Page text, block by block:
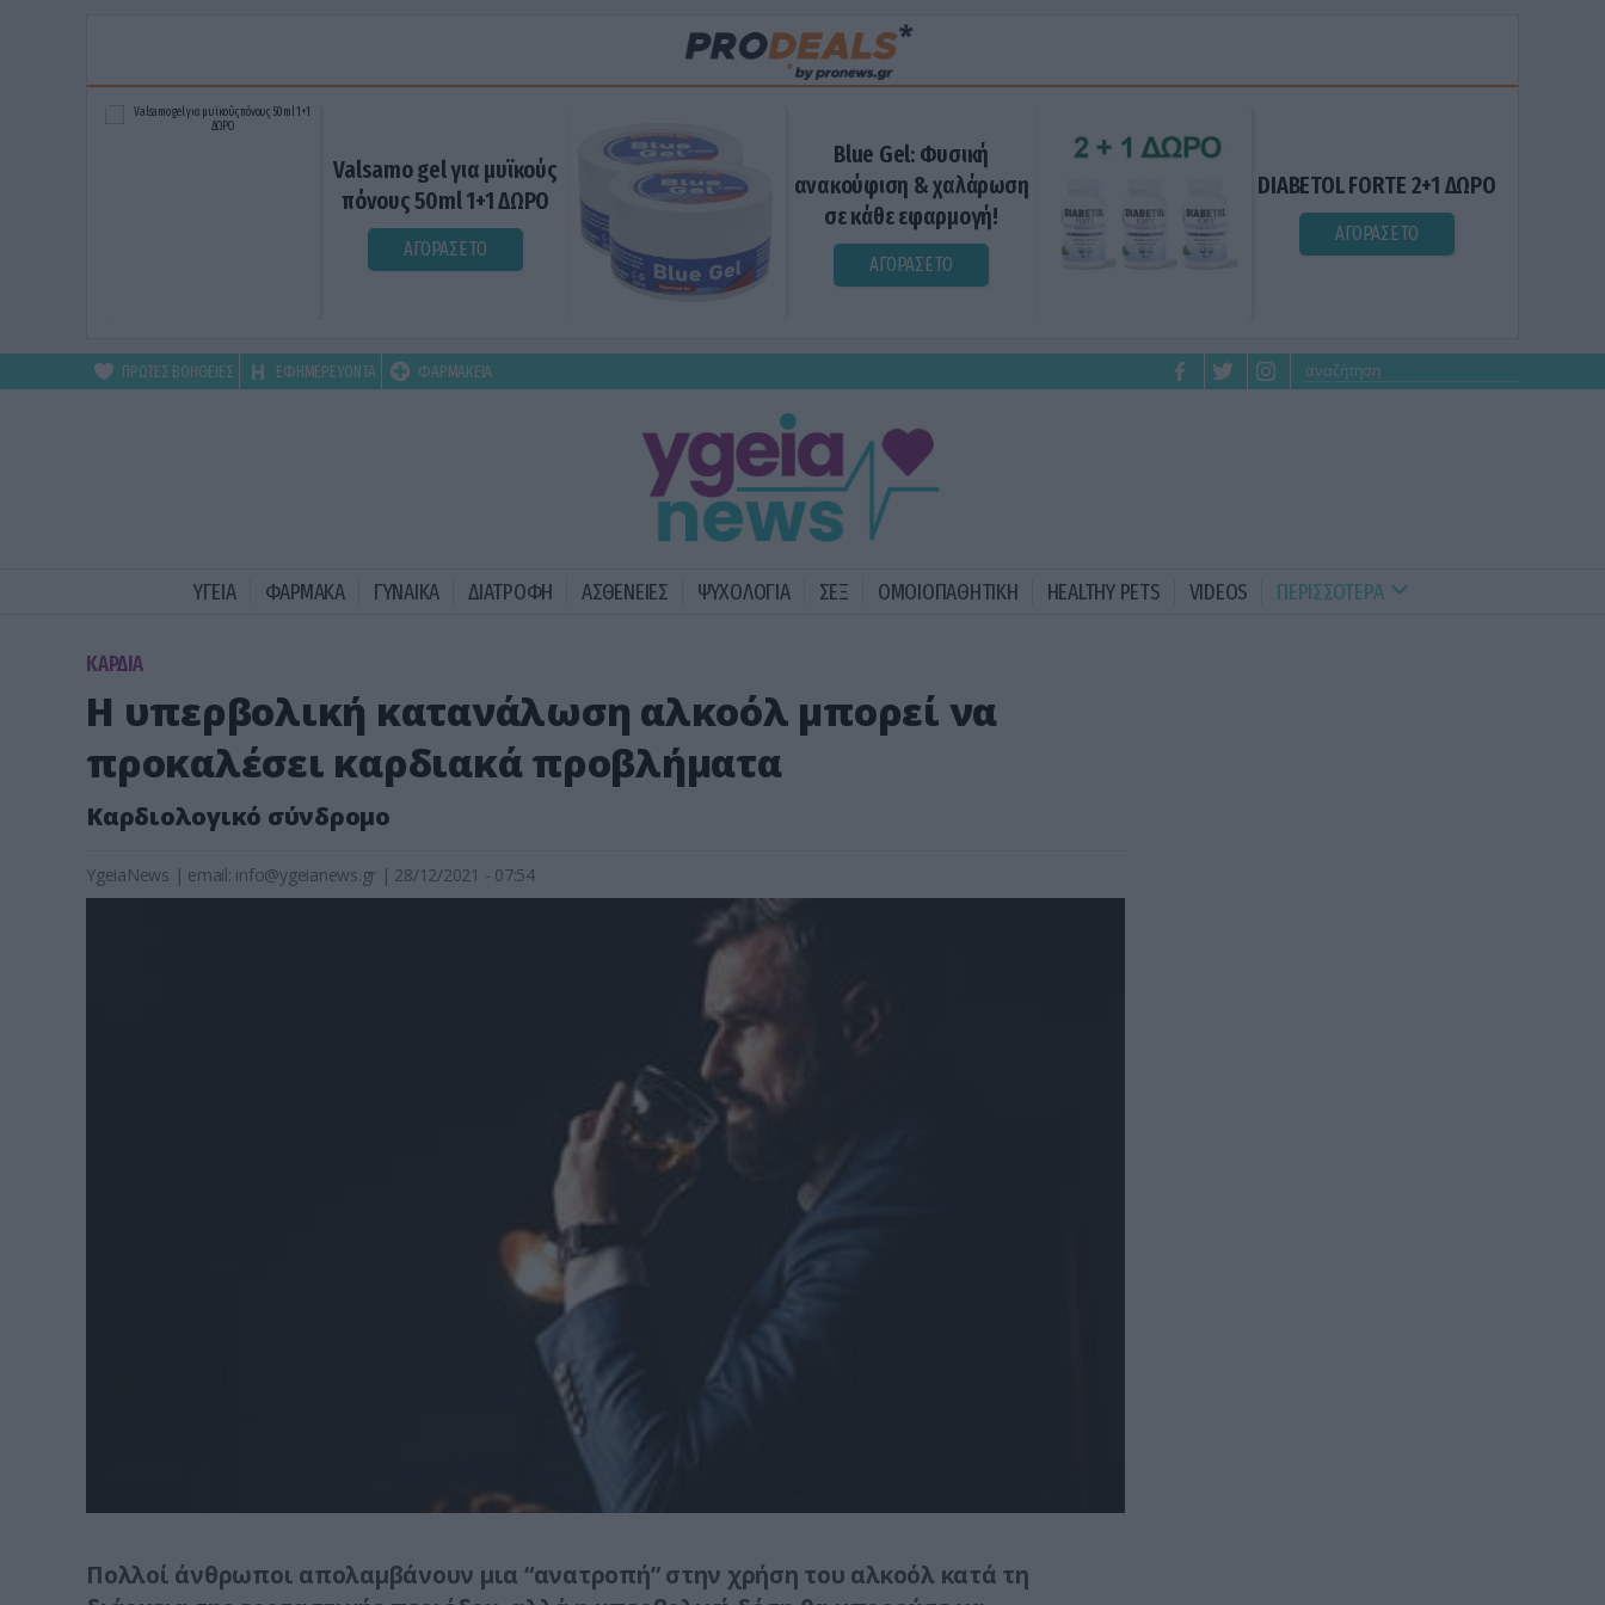
Valsamo gel για μυϊκούς
πόνους 50ml 1+1 ΔΩΡΟ
ΑΓΟΡΑΣΕ ΤΟ
Blue Gel: Φυσική
ανακούφιση & χαλάρωση
σε κάθε εφαρμογή!
ΑΓΟΡΑΣΕ ΤΟ
DIABETOL FORTE 2+1 ΔΩΡΟ
ΑΓΟΡΑΣΕ ΤΟ
ΠΡΩΤΕΣ ΒΟΗΘΕΙΕΣ ΕΦΗΜΕΡΕΥΟΝΤΑ ΦΑΡΜΑΚΕΙΑ
ΥΓΕΙΑ ΦΑΡΜΑΚΑ ΓΥΝΑΙΚΑ ΔΙΑΤΡΟΦΗ ΑΣΘΕΝΕΙΕΣ ΨΥΧΟΛΟΓΙΑ ΣΕΞ ΟΜΟΙΟΠΑΘΗΤΙΚΗ HEALTHY PETS VIDEOS ΠΕΡΙΣΣΟΤΕΡΑ
KΑΡΔΙΑ
Η υπερβολική κατανάλωση αλκοόλ μπορεί να
προκαλέσει καρδιακά προβλήματα
Καρδιολογικό σύνδρομο
YgeiaNews | email: info@ygeianews.gr | 28/12/2021 - 07:54
Πολλοί άνθρωποι απολαμβάνουν μια “ανατροπή” στην χρήση του αλκοόλ κατά τη